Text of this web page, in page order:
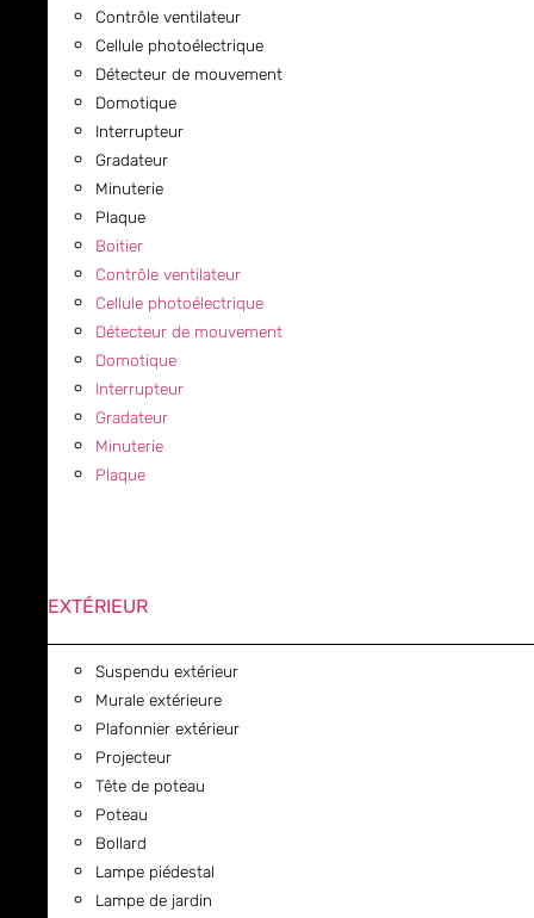
Contrôle ventilateur
Cellule photoélectrique
Détecteur de mouvement
Domotique
Interrupteur
Gradateur
Minuterie
Plaque
Boitier
Contrôle ventilateur
Cellule photoélectrique
Détecteur de mouvement
Domotique
Interrupteur
Gradateur
Minuterie
Plaque
EXTÉRIEUR
Suspendu extérieur
Murale extérieure
Plafonnier extérieur
Projecteur
Tête de poteau
Poteau
Bollard
Lampe piédestal
Lampe de jardin